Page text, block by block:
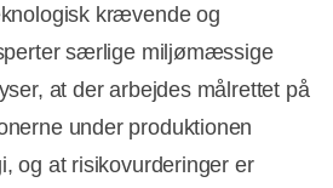
krævende og
særlige miljømæssige
at der arbejdes målrettet på
under produktionen
og at risikovurderinger er